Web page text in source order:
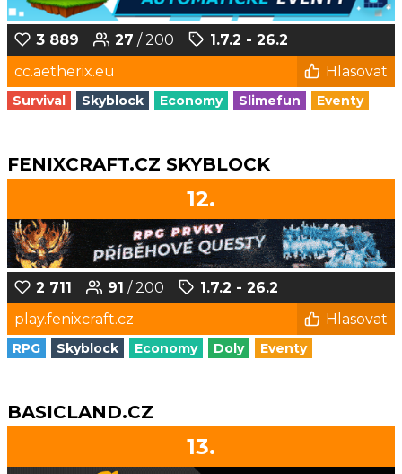
3 889 27 / 200
1.7.2 - 26.2
cc.aetherix.eu
Hlasovat
Survival Skyblock Economy Slimefun Eventy
FENIXCRAFT.CZ SKYBLOCK
12.
2 711 91 / 200
1.7.2 - 26.2
play.fenixcraft.cz
Hlasovat
RPG Skyblock Economy Doly Eventy
BASICLAND.CZ
13.